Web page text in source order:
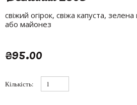
свіжий огірок, свіжа капуста,
або майонез
₴95.00
Кількість: